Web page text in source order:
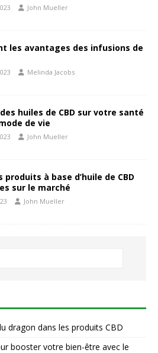
John Mueller
les avantages des infusions de
Melinda Jacobs
huiles de CBD sur votre santé
de vie
John Mueller
produits à base d’huile de CBD
sur le marché
John Mueller
dragon dans les produits CBD
booster votre bien-être avec le